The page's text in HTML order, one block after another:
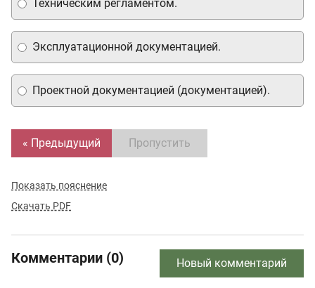
Проектной документацией (документацией).
Эксплуатационной документацией.
Техническим регламентом.
« Предыдущий Пропустить
Показать пояснение
Скачать PDF
Комментарии (0) Новый комментарий